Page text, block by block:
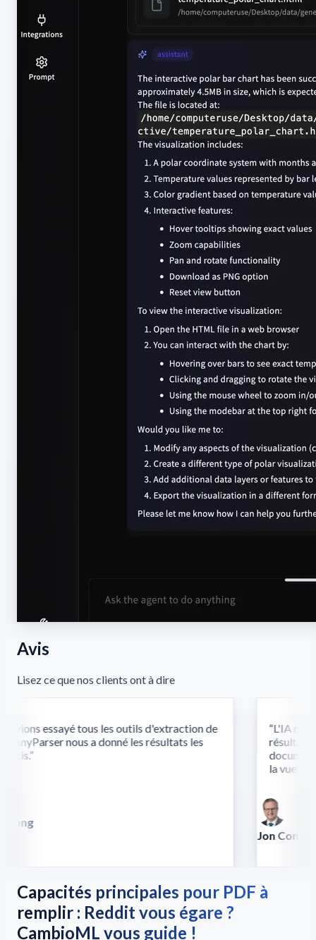
Avis
Lisez ce que nos clients ont à dire
essayé tous les outils d'extraction de
nous a donné les résultats les
”
L'IA
résultats
la vue et
Jon Conradt
Capacités principales pour PDF à
remplir : Reddit vous égare ?
CambioML vous guide !